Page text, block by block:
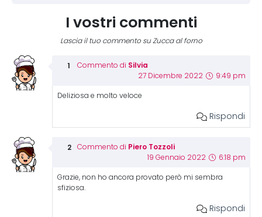
I vostri commenti
Lascia il tuo commento su Zucca al forno
Commento di Silvia
27 Dicembre 2022 9:49 pm
Deliziosa e molto veloce
Rispondi
Commento di Piero Tozzoli
19 Gennaio 2022 6:18 pm
Grazie, non ho ancora provato però mi sembra
sfiziosa.
Rispondi